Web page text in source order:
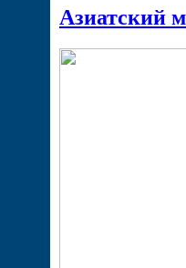
Азиатский